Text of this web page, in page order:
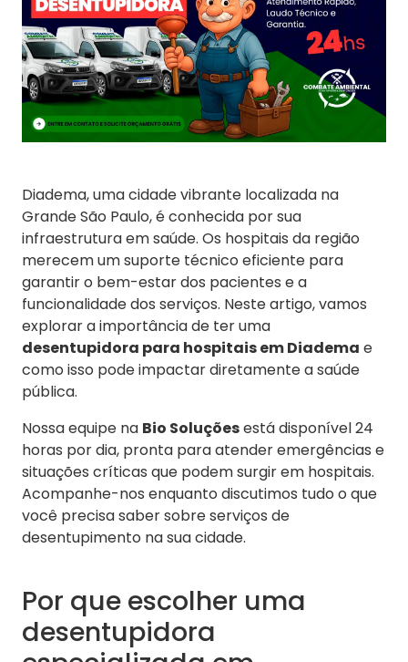
Diadema, uma cidade vibrante localizada na
Grande São Paulo, é conhecida por sua
infraestrutura em saúde. Os hospitais da região
merecem um suporte técnico eficiente para
garantir o bem-estar dos pacientes e a
funcionalidade dos serviços. Neste artigo, vamos
explorar a importância de ter uma
desentupidora para hospitais em Diadema e
como isso pode impactar diretamente a saúde
pública.
Nossa equipe na Bio Soluçõesestá disponível 24
horas por dia, pronta para atender emergências e
situações críticas que podem surgir em hospitais.
Acompanhe-nos enquanto discutimos tudo o que
você precisa saber sobre serviços de
desentupimento na sua cidade.
Por que escolher uma
desentupidora